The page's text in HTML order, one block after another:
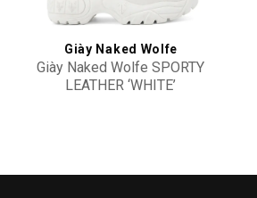
Giày Naked Wolfe
Giày Naked Wolfe SPORTY
LEATHER ‘WHITE’